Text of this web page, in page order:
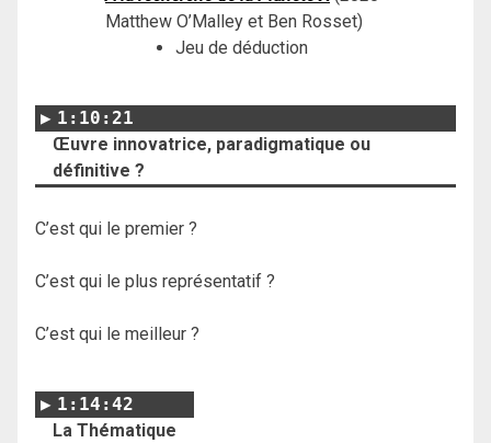
Matthew O’Malley et Ben Rosset)
Jeu de déduction
1:10:21
Œuvre innovatrice, paradigmatique ou
définitive ?
C’est qui le premier ?
C’est qui le plus représentatif ?
C’est qui le meilleur ?
1:14:42
La Thématique